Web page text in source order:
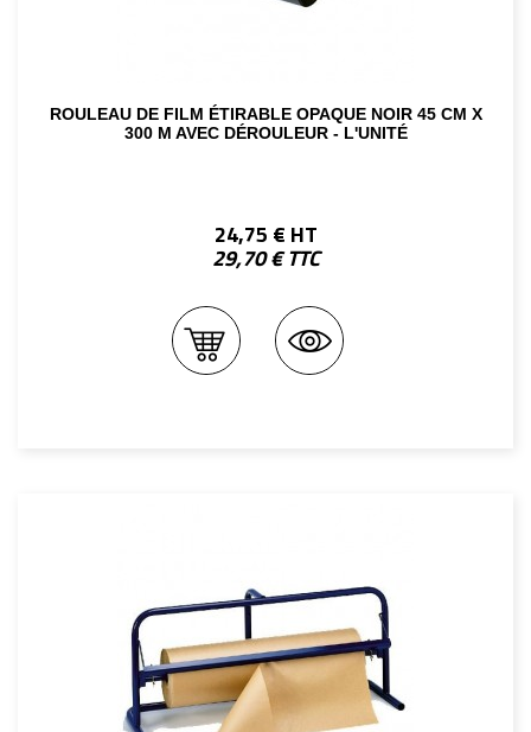
ROULEAU DE FILM ÉTIRABLE OPAQUE NOIR 45 CM X
300 M AVEC DÉROULEUR - L'UNITÉ
24,75 € HT
29,70 € TTC